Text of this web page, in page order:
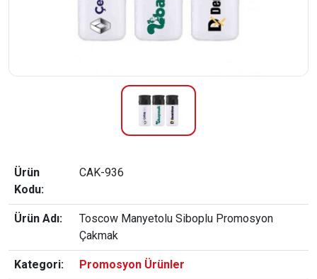
Ürün
Kodu:
CAK-936
Ürün Adı:
Toscow Manyetolu Siboplu Promosyon
Çakmak
Kategori: Promosyon Ürünler